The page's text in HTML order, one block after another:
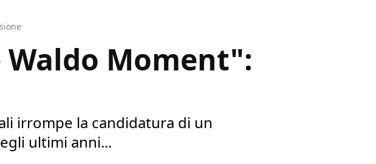
Moment":
irrompe la candidatura di un
ultimi anni...